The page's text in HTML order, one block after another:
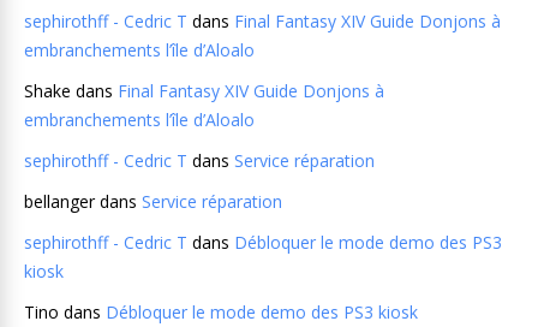
sephirothff - Cedric T dans Final Fantasy XIV Guide Donjons à
embranchements l’île d’Aloalo
Shake dans Final Fantasy XIV Guide Donjons à
embranchements l’île d’Aloalo
sephirothff - Cedric T dans Service réparation
bellangerdans Service réparation
sephirothff - Cedric T dans Débloquer le mode demo des PS3
kiosk
Tino dans Débloquer le mode demo des PS3 kiosk